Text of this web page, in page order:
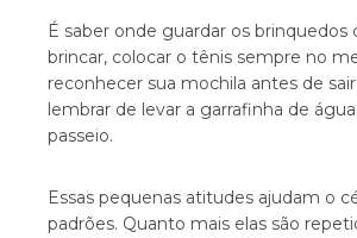
É saber onde guardar os brinquedos
brincar, colocar o tênis sempre no
reconhecer sua mochila antes de
lembrar de levar a garrafinha de
passeio.
Essas pequenas atitudes ajudam o
padrões. Quanto mais elas são